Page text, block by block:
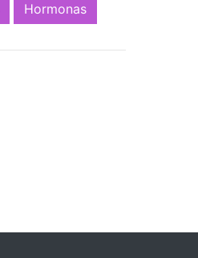
Hormonas